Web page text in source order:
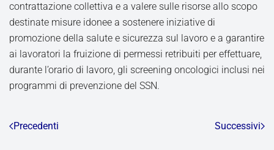
contrattazione collettiva e a valere sulle risorse allo scopo
destinate misure idonee a sostenere iniziative di
promozione della salute e sicurezza sul lavoro e a garantire
ai lavoratori la fruizione di permessi retribuiti per effettuare,
durante l’orario di lavoro, gli screening oncologici inclusi nei
programmi di prevenzione del SSN.
Precedenti Successivi